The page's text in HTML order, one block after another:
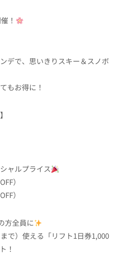
！
デで、思いきりスキー＆スノボ
もお得に！
ャルプライス
）
）
方全員に
で）使える「リフト1日券1,000
！